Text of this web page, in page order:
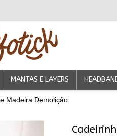
MANTAS E LAYERS
Madeira Demolição